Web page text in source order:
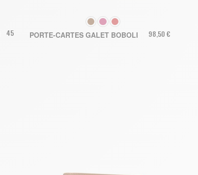
459,50 €
COULEUR
PORTE-CARTES GALET BOBOLI 98,50 €